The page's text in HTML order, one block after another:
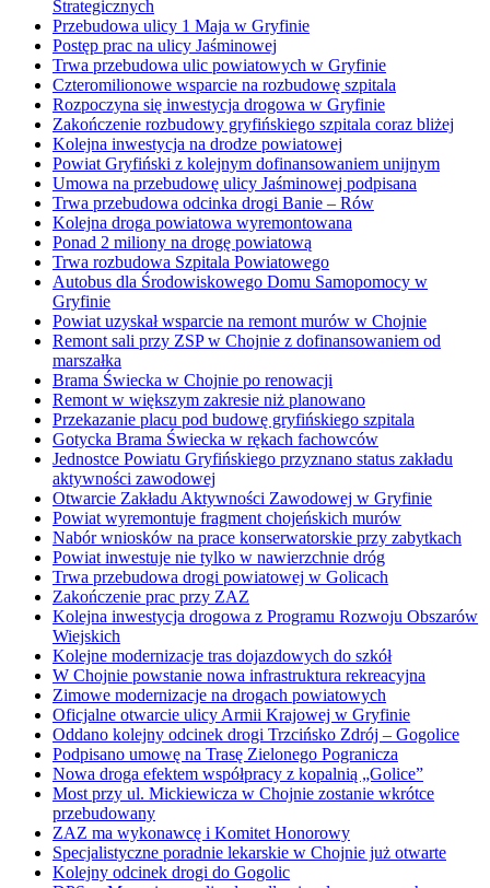
Strategicznych
Przebudowa ulicy 1 Maja w Gryfinie
Postęp prac na ulicy Jaśminowej
Trwa przebudowa ulic powiatowych w Gryfinie
Czteromilionowe wsparcie na rozbudowę szpitala
Rozpoczyna się inwestycja drogowa w Gryfinie
Zakończenie rozbudowy gryfińskiego szpitala coraz bliżej
Kolejna inwestycja na drodze powiatowej
Powiat Gryfiński z kolejnym dofinansowaniem unijnym
Umowa na przebudowę ulicy Jaśminowej podpisana
Trwa przebudowa odcinka drogi Banie – Rów
Kolejna droga powiatowa wyremontowana
Ponad 2 miliony na drogę powiatową
Trwa rozbudowa Szpitala Powiatowego
Autobus dla Środowiskowego Domu Samopomocy w
Gryfinie
Powiat uzyskał wsparcie na remont murów w Chojnie
Remont sali przy ZSP w Chojnie z dofinansowaniem od
marszałka
Brama Świecka w Chojnie po renowacji
Remont w większym zakresie niż planowano
Przekazanie placu pod budowę gryfińskiego szpitala
Gotycka Brama Świecka w rękach fachowców
Jednostce Powiatu Gryfińskiego przyznano status zakładu
aktywności zawodowej
Otwarcie Zakładu Aktywności Zawodowej w Gryfinie
Powiat wyremontuje fragment chojeńskich murów
Nabór wniosków na prace konserwatorskie przy zabytkach
Powiat inwestuje nie tylko w nawierzchnie dróg
Trwa przebudowa drogi powiatowej w Golicach
Zakończenie prac przy ZAZ
Kolejna inwestycja drogowa z Programu Rozwoju Obszarów
Wiejskich
Kolejne modernizacje tras dojazdowych do szkół
W Chojnie powstanie nowa infrastruktura rekreacyjna
Zimowe modernizacje na drogach powiatowych
Oficjalne otwarcie ulicy Armii Krajowej w Gryfinie
Oddano kolejny odcinek drogi Trzcińsko Zdrój – Gogolice
Podpisano umowę na Trasę Zielonego Pogranicza
Nowa droga efektem współpracy z kopalnią „Golice”
Most przy ul. Mickiewicza w Chojnie zostanie wkrótce
przebudowany
ZAZ ma wykonawcę i Komitet Honorowy
Specjalistyczne poradnie lekarskie w Chojnie już otwarte
Kolejny odcinek drogi do Gogolic